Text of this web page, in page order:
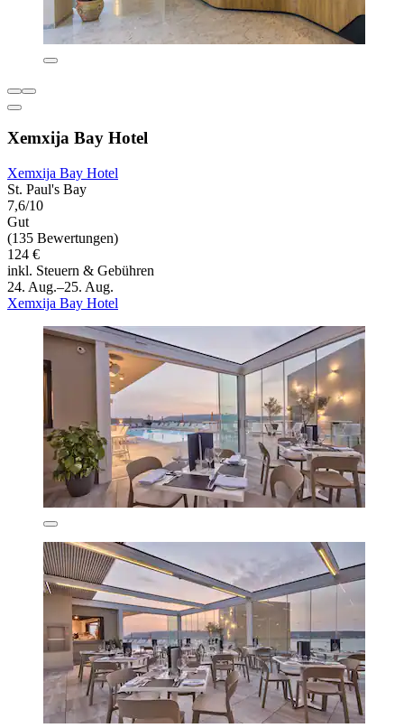
Xemxija Bay Hotel
Xemxija Bay Hotel
St. Paul's Bay
7,6/10
Gut
(135 Bewertungen)
124 €
inkl. Steuern & Gebühren
24. Aug.–25. Aug.
Xemxija Bay Hotel